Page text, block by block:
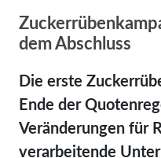
dem Abschluss
Die erste
Ende der
Veränderungen für
verarbeitende